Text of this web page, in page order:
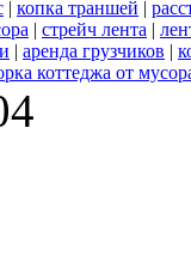
| копка траншей |
| стрейч лента |
| аренда грузчиков |
коттеджа от